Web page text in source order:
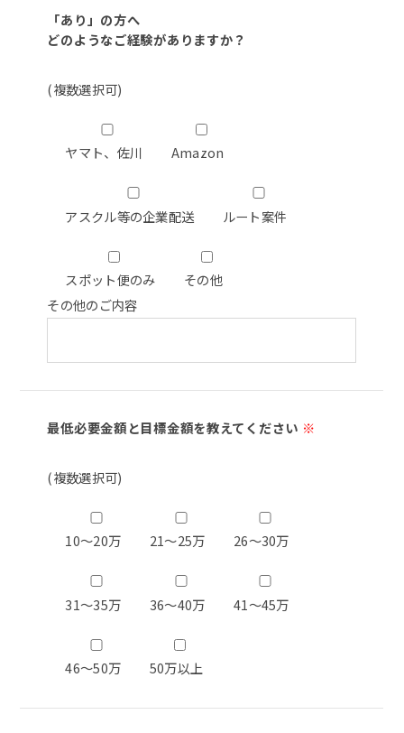
「あり」の方へ
どのようなご経験がありますか？
(複数選択可)
ヤマト、佐川 Amazon
アスクル等の企業配送 ルート案件
スポット便のみ
その他
その他のご内容
最低必要金額と目標金額を教えてください ※
(複数選択可)
10～20万 21～25万 26～30万
31～35万 36～40万 41～45万
46～50万 50万以上